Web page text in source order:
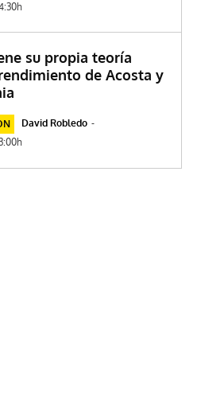
su propia teoría
de Acosta y
David Robledo -